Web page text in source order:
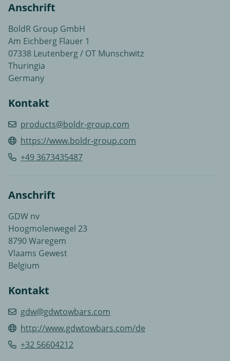
Anschrift
BoldR Group GmbH
Am Eichberg Flauer 1
07338 Leutenberg / OT Munschwitz
Thuringia
Germany
Kontakt
products@boldr-group.com
https://www.boldr-group.com
+49 3673435487
Anschrift
GDW nv
Hoogmolenwegel 23
8790 Waregem
Vlaams Gewest
Belgium
Kontakt
gdw@gdwtowbars.com
http://www.gdwtowbars.com/de
+32 56604212